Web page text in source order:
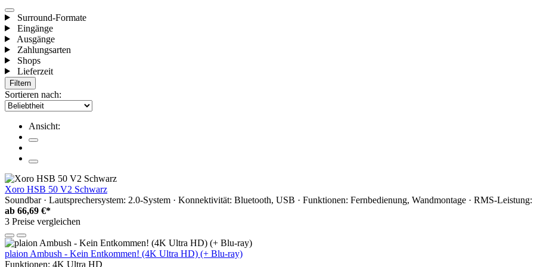
Surround-Formate
Eingänge
Ausgänge
Zahlungsarten
Shops
Lieferzeit
Filtern
Sortieren nach:
Ansicht:
Xoro HSB 50 V2 Schwarz
Soundbar · Lautsprechersystem: 2.0-System · Konnektivität: Bluetooth, USB · Funktionen: Fernbedienung, Wandmontage · RMS-
ab 66,69 €*
3 Preise vergleichen
plaion Ambush - Kein Entkommen! (4K Ultra HD) (+ Blu-ray)
Funktionen: 4K Ultra HD